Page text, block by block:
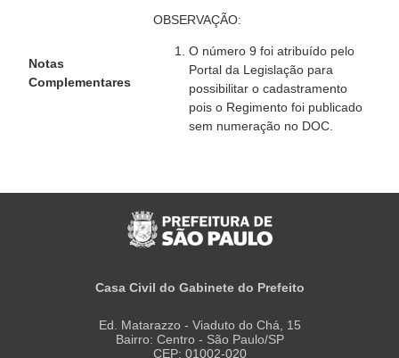
Notas
Complementares
OBSERVAÇÃO:
O número 9 foi atribuído pelo
Portal da Legislação para
possibilitar o cadastramento
pois o Regimento foi publicado
sem numeração no DOC.
Casa Civil do Gabinete do Prefeito
Ed. Matarazzo - Viaduto do Chá, 15
Bairro: Centro - São Paulo/SP
CEP: 01002-020